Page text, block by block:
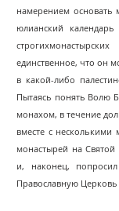
намерением основать
юлианский
единственное, что он
в какой-либо
Пытаясь понять Волю
монахом, в течение
вместе с несколькими
монастырей на Святой
и, наконец,
Православную Церковь